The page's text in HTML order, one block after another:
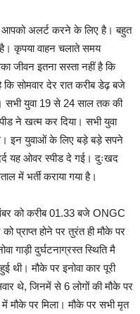
आपको अलर्ट करने के लिए है। बहुत
कृपया वाहन चलाते समय
जीवन इतना सस्ता नहीं है कि
सोमवार देर रात करीब डेढ़ बजे
युवा 19 से 24 साल तक की
ने खत्म कर दिया। सभी युवा
इन युवाओं के लिए बड़े बड़े सपने
यह ओवर स्पीड दे गई। दुःखद
में भर्ती कराया गया है।
को करीब 01.33 बजे ONGC
प्राप्त होने पर तुरंत ही मौके पर
गाड़ी दुर्घटनाग्रस्त स्थिति मै
थी। मौके पर इनोवा कार पूरी
थे, जिनमें से 6 लोगों की मौके पर
मौके पर मिला। मौके पर सभी मृत